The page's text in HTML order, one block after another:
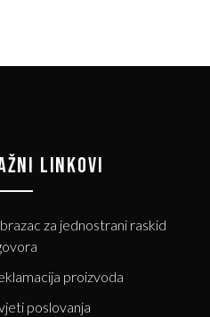
LINKOVI
za jednostrani raskid
proizvoda
poslovanja